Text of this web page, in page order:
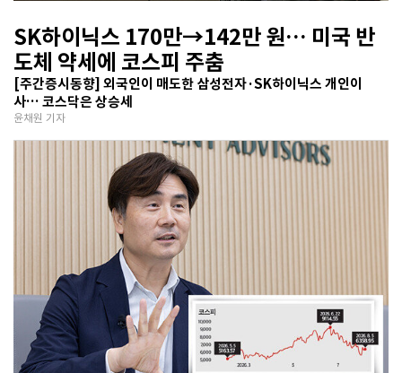
SK하이닉스 170만→142만 원… 미국 반
도체 약세에 코스피 주춤
[주간증시동향] 외국인이 매도한 삼성전자·SK하이닉스 개인이
사… 코스닥은 상승세
윤채원 기자